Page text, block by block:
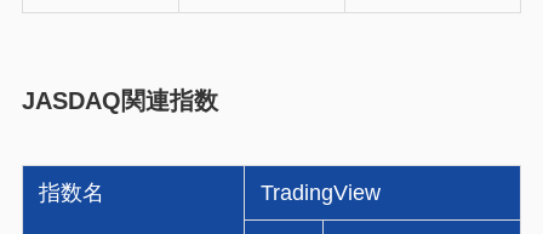
JASDAQ関連指数
指数名 TradingView